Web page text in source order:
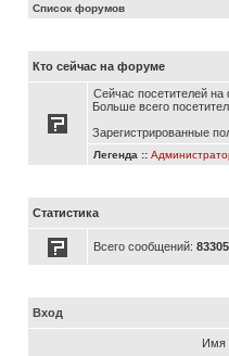
Список форумов
Кто сейчас на форуме
Сейчас посетителей
Больше всего
Зарегистрированные
Легенда ::
Статистика
Всего сообщений:
Вход
Имя